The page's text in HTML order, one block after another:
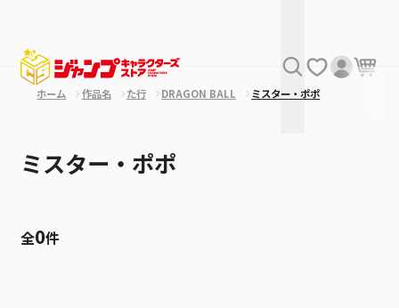
ホーム 作品名 た行 DRAGON BALL ミスター・ポポ
ミスター・ポポ
全0件